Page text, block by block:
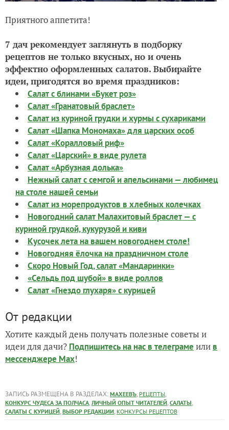
Приятного аппетита!
7 дач рекомендует заглянуть в подборку
рецептов не только вкусных, но и очень
эффектно оформленных салатов. Выбирайте
идеи, пригодятся во время праздников:
Салат с блинами «Букет роз»
Салат «Гранатовый браслет»
Салат из куриной грудки и хурмы с сухариками
Салат «Шапка Мономаха» для царских особ
Салат «Коралловый риф»
Салат «Царский» в виде рулета
Салат «Арбузная долька»
Нежный салат с семгой и апельсинами — любимец
на столе нашей семьи
Салат из морепродуктов в хлебных колечках
Новогодний салат Малахитовый браслет — с
куриной грудкой, кукурузой и киви
Кусочек лета на вашем новогоднем столе!
Новогодняя ёлочка на праздничном столе
Скоро Новый Год, салат «Мандаринки»
«Сельдь под шубой» в виде роллов
Салат «Гнездо глухаря» с курицей
От редакции
Хотите каждый день получать полезные советы и
идеи для дачи? Подпишитесь на нас в телеграме или в
мессенджере Max!
ЗАПИСЬ РАЗМЕЩЕНА В РАЗДЕЛАХ: МАХЕЕВЪ, РЕЦЕПТЫ,
КОНКУРС ЧУДЕСА ЗА ПОЛЧАСА, ЛИЧНЫЙ ОПЫТ ЧИТАТЕЛЕЙ, САЛАТЫ,
САЛАТЫ С КУРИЦЕЙ, ВЫБОР РЕДАКЦИИ, КОНКУРСЫ РЕЦЕПТОВ